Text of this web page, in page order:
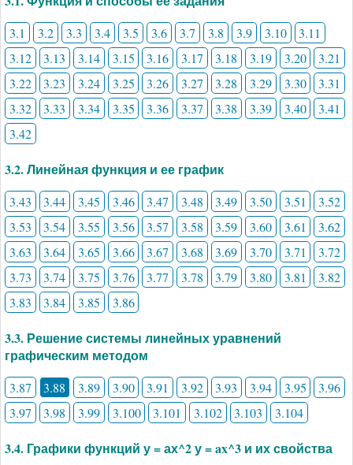
3.1 3.2 3.3 3.4 3.5 3.6 3.7 3.8 3.9 3.10
3.11
3.12
3.13 3.14 3.15 3.16 3.17 3.18 3.19 3.20
3.21
3.22
3.23 3.24 3.25 3.26 3.27 3.28 3.29 3.30
3.31
3.32
3.33 3.34 3.35 3.36 3.37 3.38 3.39 3.40
3.41
3.42
3.2. Линейная функция и ее график
3.43 3.44 3.45 3.46 3.47 3.48 3.49 3.50 3.51
3.52
3.53
3.54 3.55 3.56 3.57 3.58 3.59 3.60 3.61
3.62
3.63
3.64 3.65 3.66 3.67 3.68 3.69 3.70 3.71
3.72
3.73
3.74 3.75 3.76 3.77 3.78 3.79 3.80 3.81
3.82
3.83
3.84 3.85 3.86
3.3. Решение системы линейных уравнений
графическим методом
3.87 3.88 3.89 3.90 3.91 3.92 3.93 3.94 3.95
3.96
3.97
3.98 3.99 3.100 3.101 3.102 3.103 3.104
3.4. Графики функций у = ах^2 у = ax^3 и их свойства